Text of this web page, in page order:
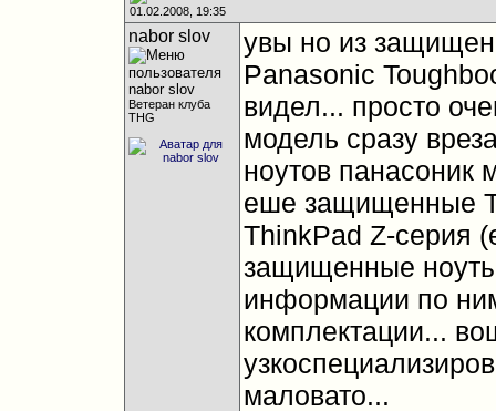
01.02.2008, 19:35
nabor slov
Ветеран клуба
THG
увы но из
Panasonic
видел... просто
модель сразу
ноутов панасоник
еше защищенные
ThinkPad Z-серия
защищенные
информации по
комплектации...
маловато...